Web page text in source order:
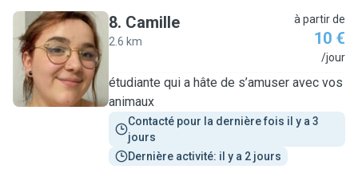
C
8. Camille
2.6 km
à partir de
10 €
/jour
étudiante qui a hâte de s’amuser avec vos
animaux
Contacté pour la dernière fois il y a 3
jours
Dernière activité: il y a 2 jours